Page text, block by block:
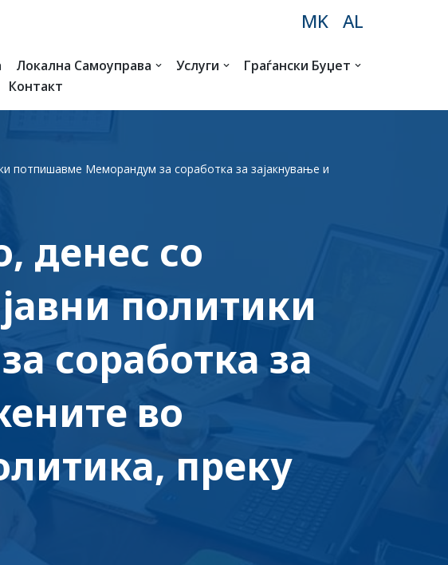
MK AL
Локална Самоуправа Услуги
Граѓански Буџет
Контакт
потпишавме Меморандум за соработка за зајакнување и
денес со
политики
соработка за
во
преку